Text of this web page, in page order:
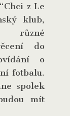
z Le
klub,
různé
do
o
fotbalu.
spolek
mít